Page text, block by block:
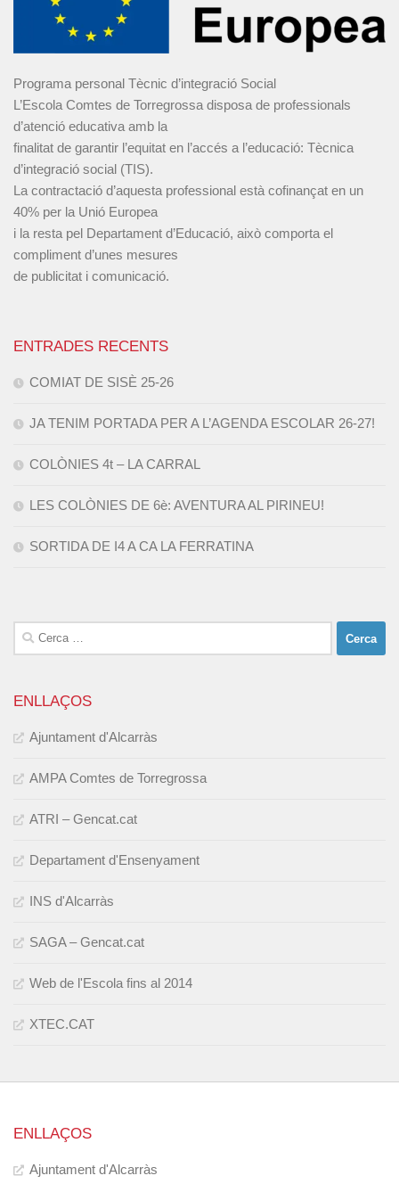
Programa personal Tècnic d’integració Social
L’Escola Comtes de Torregrossa disposa de professionals
d’atenció educativa amb la
finalitat de garantir l’equitat en l’accés a l’educació: Tècnica
d’integració social (TIS).
La contractació d’aquesta professional està cofinançat en un
40% per la Unió Europea
i la resta pel Departament d’Educació, això comporta el
compliment d’unes mesures
de publicitat i comunicació.
ENTRADES RECENTS
COMIAT DE SISÈ 25-26
JA TENIM PORTADA PER A L’AGENDA ESCOLAR 26-27!
COLÒNIES 4t – LA CARRAL
LES COLÒNIES DE 6è: AVENTURA AL PIRINEU!
SORTIDA DE I4 A CA LA FERRATINA
Cerca:
ENLLAÇOS
Ajuntament d'Alcarràs
AMPA Comtes de Torregrossa
ATRI – Gencat.cat
Departament d'Ensenyament
INS d'Alcarràs
SAGA – Gencat.cat
Web de l'Escola fins al 2014
XTEC.CAT
ENLLAÇOS
Ajuntament d'Alcarràs